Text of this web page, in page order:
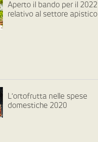
Aperto il bando per il 2022
relativo al settore apistico
L’ortofrutta nelle spese
domestiche 2020